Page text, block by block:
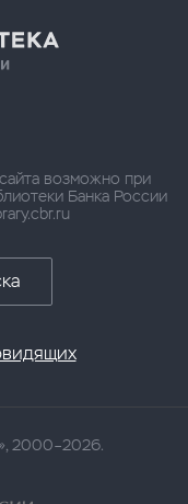
возможно при
Банка России
2000–2026.